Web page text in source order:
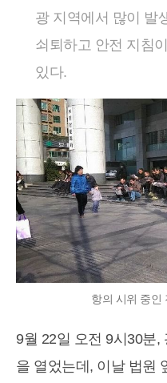
광 지역에서 많이 발
쇠퇴하고 안전 지침
있다.
항의 시위 중인
9월 22일 오전 9시30분
을 열었는데, 이날 법원